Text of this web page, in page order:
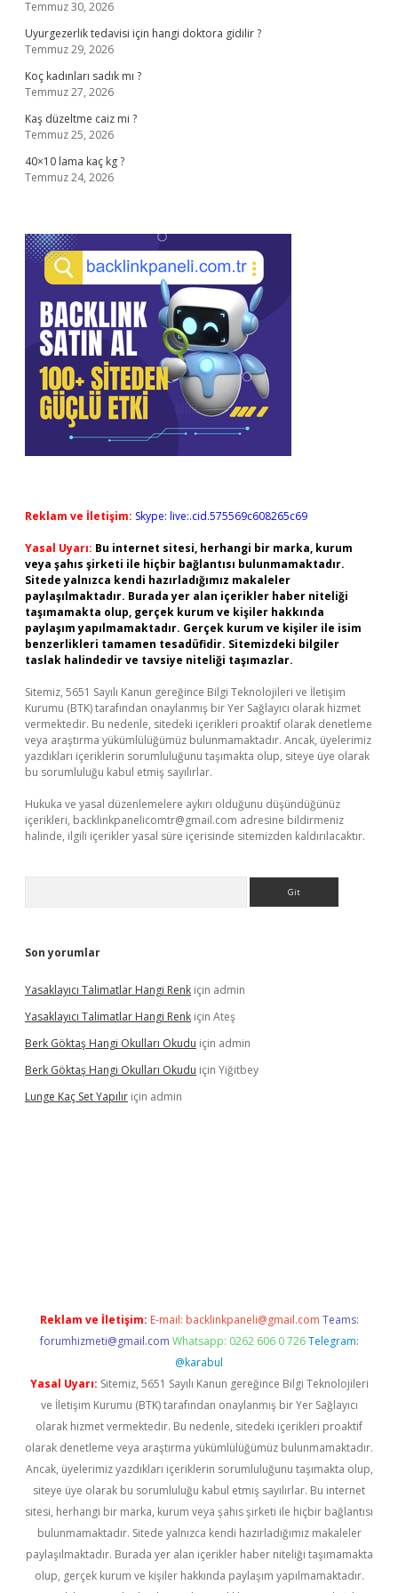
Temmuz 30, 2026
Uyurgezerlik tedavisi için hangi doktora gidilir ?
Temmuz 29, 2026
Koç kadınları sadık mı ?
Temmuz 27, 2026
Kaş düzeltme caiz mi ?
Temmuz 25, 2026
40×10 lama kaç kg ?
Temmuz 24, 2026
Reklam ve İletişim: Skype: live:.cid.575569c608265c69
Yasal Uyarı: Bu internet sitesi, herhangi bir marka, kurum
veya şahıs şirketi ile hiçbir bağlantısı bulunmamaktadır.
Sitede yalnızca kendi hazırladığımız makaleler
paylaşılmaktadır. Burada yer alan içerikler haber niteliği
taşımamakta olup, gerçek kurum ve kişiler hakkında
paylaşım yapılmamaktadır. Gerçek kurum ve kişiler ile isim
benzerlikleri tamamen tesadüfidir. Sitemizdeki bilgiler
taslak halindedir ve tavsiye niteliği taşımazlar.
Sitemiz, 5651 Sayılı Kanun gereğince Bilgi Teknolojileri ve İletişim
Kurumu (BTK) tarafından onaylanmış bir Yer Sağlayıcı olarak hizmet
vermektedir. Bu nedenle, sitedeki içerikleri proaktif olarak denetleme
veya araştırma yükümlülüğümüz bulunmamaktadır. Ancak, üyelerimiz
yazdıkları içeriklerin sorumluluğunu taşımakta olup, siteye üye olarak
bu sorumluluğu kabul etmiş sayılırlar.
Hukuka ve yasal düzenlemelere aykırı olduğunu düşündüğünüz
içerikleri, backlinkpanelicomtr@gmail.com adresine bildirmeniz
halinde, ilgili içerikler yasal süre içerisinde sitemizden kaldırılacaktır.
Son yorumlar
Yasaklayıcı Talimatlar Hangi Renk için admin
Yasaklayıcı Talimatlar Hangi Renk için Ateş
Berk Göktaş Hangi Okulları Okudu için admin
Berk Göktaş Hangi Okulları Okudu için Yiğitbey
Lunge Kaç Set Yapılır için admin
Reklam ve İletişim: E-mail: backlinkpaneli@gmail.com Teams:
forumhizmeti@gmail.com Whatsapp: 0262 606 0 726 Telegram:
@karabul
Yasal Uyarı: Sitemiz, 5651 Sayılı Kanun gereğince Bilgi Teknolojileri
ve İletişim Kurumu (BTK) tarafından onaylanmış bir Yer Sağlayıcı
olarak hizmet vermektedir. Bu nedenle, sitedeki içerikleri proaktif
olarak denetleme veya araştırma yükümlülüğümüz bulunmamaktadır.
Ancak, üyelerimiz yazdıkları içeriklerin sorumluluğunu taşımakta olup,
siteye üye olarak bu sorumluluğu kabul etmiş sayılırlar. Bu internet
sitesi, herhangi bir marka, kurum veya şahıs şirketi ile hiçbir bağlantısı
bulunmamaktadır. Sitede yalnızca kendi hazırladığımız makaleler
paylaşılmaktadır. Burada yer alan içerikler haber niteliği taşımamakta
olup, gerçek kurum ve kişiler hakkında paylaşım yapılmamaktadır.